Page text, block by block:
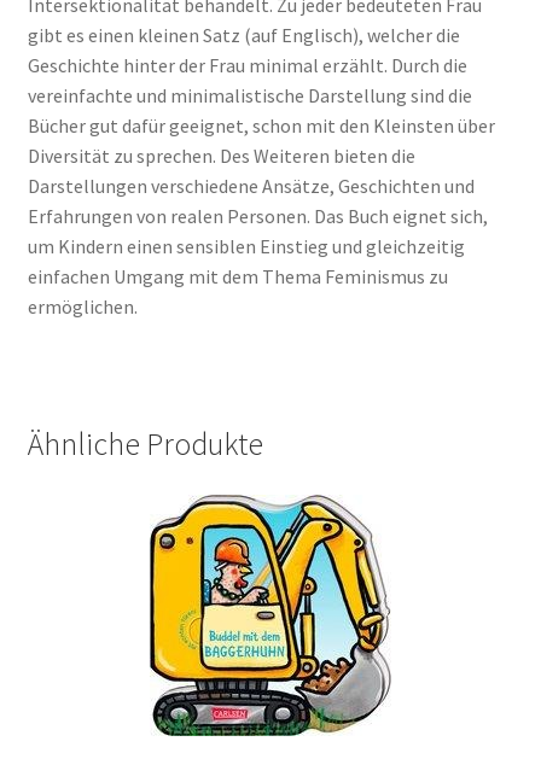
Intersektionalität behandelt. Zu jeder bedeuteten Frau
gibt es einen kleinen Satz (auf Englisch), welcher die
Geschichte hinter der Frau minimal erzählt. Durch die
vereinfachte und minimalistische Darstellung sind die
Bücher gut dafür geeignet, schon mit den Kleinsten über
Diversität zu sprechen. Des Weiteren bieten die
Darstellungen verschiedene Ansätze, Geschichten und
Erfahrungen von realen Personen. Das Buch eignet sich,
um Kindern einen sensiblen Einstieg und gleichzeitig
einfachen Umgang mit dem Thema Feminismus zu
ermöglichen.
Ähnliche Produkte